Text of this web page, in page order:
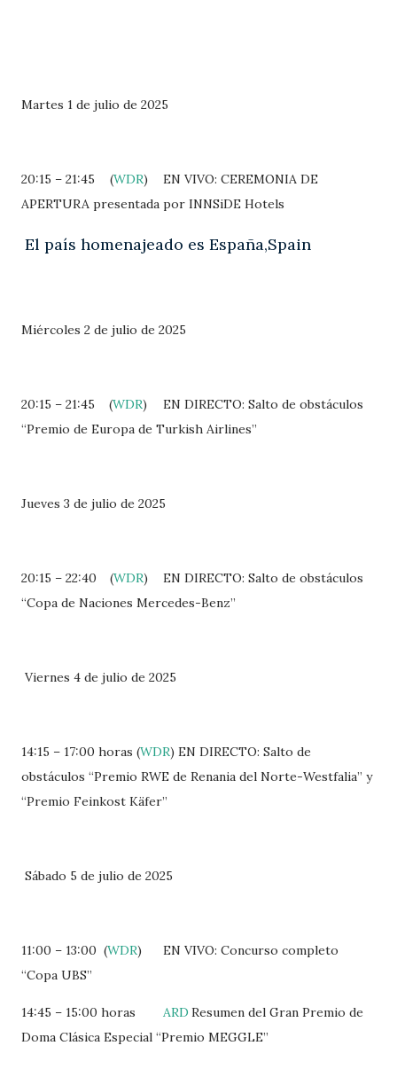
Martes 1 de julio de 2025
20:15 – 21:45 (WDR)
EN VIVO: CEREMONIA DE
APERTURA presentada por INNSiDE Hotels
El país homenajeado es España,Spain
Miércoles 2 de julio de 2025
20:15 – 21:45 (WDR)
EN DIRECTO: Salto de obstáculos
“Premio de Europa de Turkish Airlines”
Jueves 3 de julio de 2025
20:15 – 22:40 (WDR)
EN DIRECTO: Salto de obstáculos
“Copa de Naciones Mercedes-Benz”
Viernes 4 de julio de 2025
14:15 – 17:00 horas (WDR) EN DIRECTO: Salto de
obstáculos “Premio RWE de Renania del Norte-Westfalia” y
“Premio Feinkost Käfer”
Sábado 5 de julio de 2025
11:00 – 13:00 (WDR)
EN VIVO: Concurso completo
“Copa UBS”
14:45 – 15:00 horas ARD Resumen del Gran Premio de
Doma Clásica Especial “Premio MEGGLE”